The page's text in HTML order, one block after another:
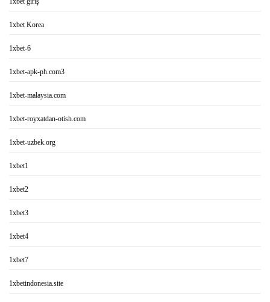
1xbet Korea
1xbet-6
1xbet-apk-ph.com3
1xbet-malaysia.com
1xbet-royxatdan-otish.com
1xbet-uzbek.org
1xbet1
1xbet2
1xbet3
1xbet4
1xbet7
1xbetindonesia.site